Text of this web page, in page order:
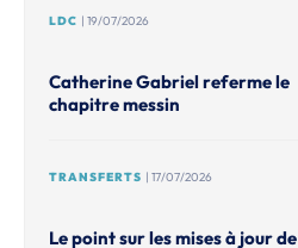
LDC | 19/07/2026
Catherine Gabriel referme le
chapitre messin
TRANSFERTS | 17/07/2026
Le point sur les mises à jour de